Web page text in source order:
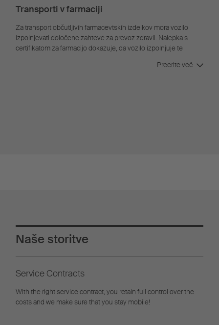
Transporti v farmaciji
Za transport občutljivih farmacevtskih izdelkov mora vozilo
izpolnjevati določene zahteve za prevoz zdravil. Nalepka s
certifikatom za farmacijo dokazuje, da vozilo izpolnjuje te
Preerite več
Naše storitve
Service Contracts
With the right service contract, you retain full control over the
costs and we make sure that you stay mobile!